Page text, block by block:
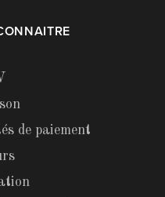
de paiement